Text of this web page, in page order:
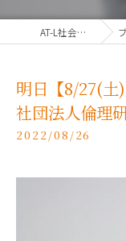
AT-L社会保険労務士法人 ブログ
明日【8/27(
社団法人倫理
2022/08/26